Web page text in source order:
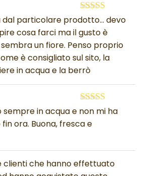
Valutato5su
dal particolare prodotto… devo
cosa farci ma il gusto è
un fiore. Penso proprio
è consigliato sul sito, la
in acqua e la berrò
Valutato5su
in acqua e non mi ha
ora. Buona, fresca e
clienti che hanno effettuato